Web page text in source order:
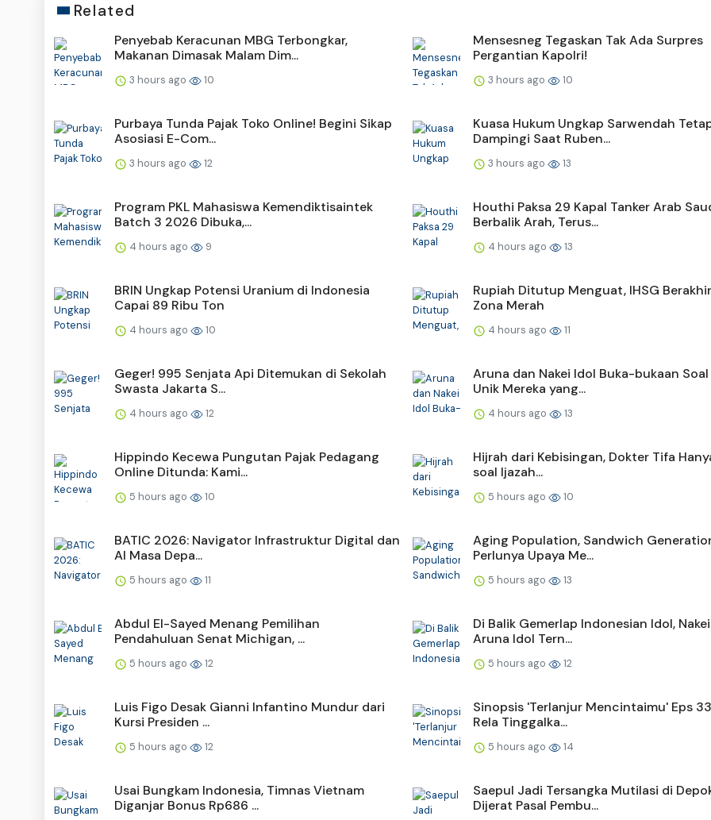
Related
Penyebab Keracunan MBG Terbongkar,
Makanan Dimasak Malam Dim...
3 hours ago 10
Mensesneg Tegaskan Tak Ada Surpres
Pergantian Kapolri!
3 hours ago 10
Purbaya Tunda Pajak Toko Online! Begini Sikap
Asosiasi E-Com...
3 hours ago 12
Kuasa Hukum Ungkap Sarwendah
Dampingi Saat Ruben...
3 hours ago 13
Program PKL Mahasiswa Kemendiktisaintek
Batch 3 2026 Dibuka,...
4 hours ago 9
Houthi Paksa 29 Kapal Tanker Arab
Berbalik Arah, Terus...
4 hours ago 13
BRIN Ungkap Potensi Uranium di Indonesia
Capai 89 Ribu Ton
4 hours ago 10
Rupiah Ditutup Menguat, IHSG
Zona Merah
4 hours ago 11
Geger! 995 Senjata Api Ditemukan di Sekolah
Swasta Jakarta S...
4 hours ago 12
Aruna dan Nakei Idol Buka-bukaan
Unik Mereka yang...
4 hours ago 13
Hippindo Kecewa Pungutan Pajak Pedagang
Online Ditunda: Kami...
5 hours ago 10
Hijrah dari Kebisingan, Dokter Tifa
soal Ijazah...
5 hours ago 10
BATIC 2026: Navigator Infrastruktur Digital dan
AI Masa Depa...
5 hours ago 11
Aging Population, Sandwich
Perlunya Upaya Me...
5 hours ago 13
Abdul El-Sayed Menang Pemilihan
Pendahuluan Senat Michigan, ...
5 hours ago 12
Di Balik Gemerlap Indonesian Idol,
Aruna Idol Tern...
5 hours ago 12
Luis Figo Desak Gianni Infantino Mundur dari
Kursi Presiden ...
5 hours ago 12
Sinopsis 'Terlanjur Mencintaimu' Eps
Rela Tinggalka...
5 hours ago 14
Usai Bungkam Indonesia, Timnas Vietnam
Diganjar Bonus Rp686 ...
Saepul Jadi Tersangka Mutilasi di
Dijerat Pasal Pembu...